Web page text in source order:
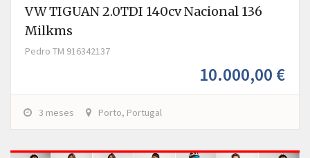
VW TIGUAN 2.0TDI 140cv Nacional 136
Milkms
Pedro TM 916342137
10.000,00 €
3 meses Porto, Portugal